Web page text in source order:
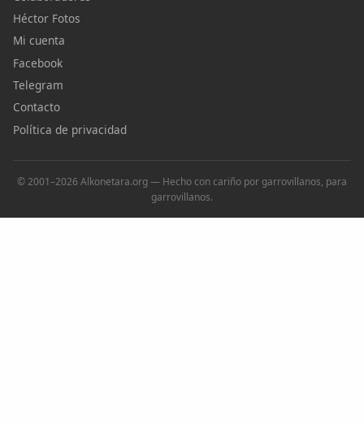
Héctor Fotos
Mi cuenta
Facebook
Telegram
Contacto
Política de privacidad
© 2001–2026 Alkonetara.org — Hecho con cariño por garrovillanos, para
garrovillanos.